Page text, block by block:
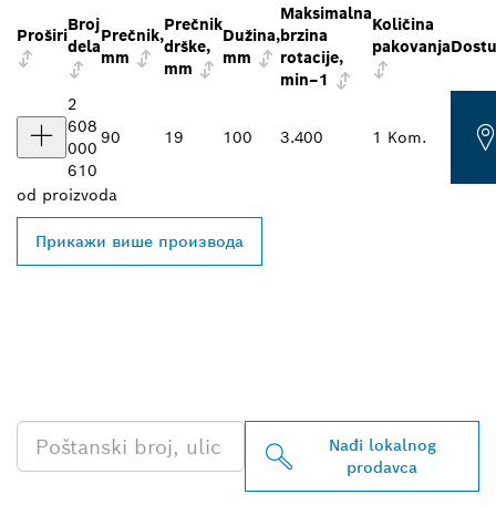
Proširi
Broj
dela
Prečnik,
mm
Prečnik
drške,
mm
Dužina,
mm
Maksimalna
brzina
rotacije,
min–1
Količina
pakovanja
2
608
000
610
90 19 100 3.400 1 Kom.
od proizvoda
Прикажи више производа
Nađi lokalnog
prodavca